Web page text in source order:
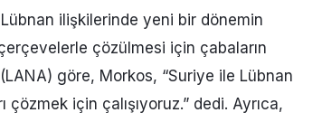
ilişkilerinde yeni bir dönemin
çözülmesi için çabaların
göre, Morkos, “Suriye ile Lübnan
için çalışıyoruz.” dedi. Ayrıca,